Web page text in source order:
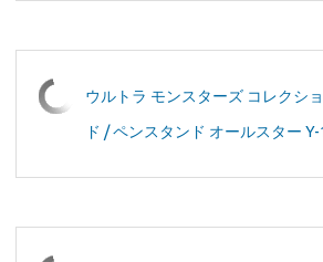
ウルトラ モンスターズ コレクシ
ド / ペンスタンド オールスター